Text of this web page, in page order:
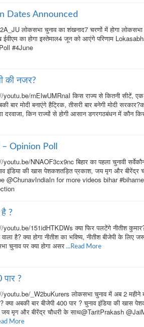
Dates Announced
लोकसभा चुनाव का शंखनाद7 चरणों में होगा लोकसभा
ईवीएम का होगा इस्तेमाल4 जून को आएंगे परिणाम
#4June
की नजर?
rnEIwUMRnaI किस राज्य से कितनी सीटें, एक
बार मोदी बनाएंगे हैट्रिक, तीसरी बार बनेगी मोदी
दरवाजा, किन राज्यों से होगी आसान डगरगठबंधन में कौन
Opinion Poll
NNAOF3cx9nc बिहार का पहला चुनावी
इंडिया की खास पेशकशतड़ित प्रकाश, जय मृग और
@ChunavIndiaIn for more videos bihar
है ?
151idHTKDWs क्या फिर पलटेंगे नीतीश
है? क्या होगा नीतीश का भविष्य, नीतीश बीजेपी के लिए
चुनाव पर क्या होगा असर...Read More
पार ?
_W2buKurers लोकसभा चुनाव में अब 2 महीने
? क्या अबकी बार बीजेपी 400 पार ? चुनाव इंडिया की
मृग और बीरेंद्र चौधरी के साथ@TaritPrakash
More